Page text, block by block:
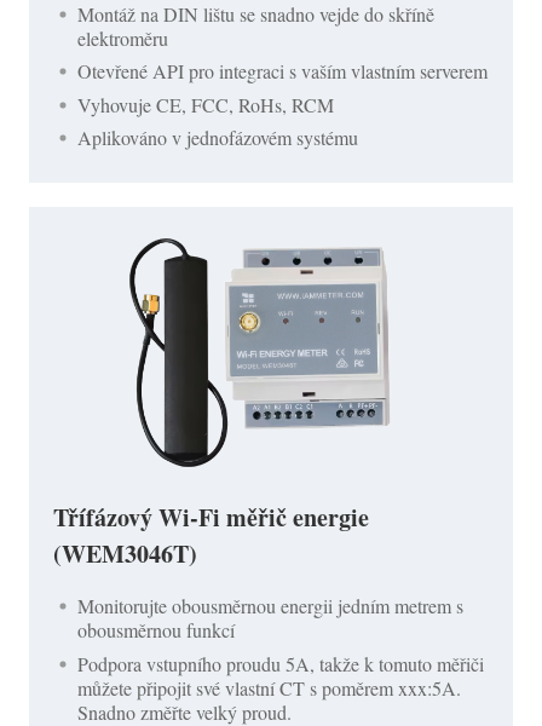
Montáž na DIN lištu se snadno vejde do skříně
elektroměru
Otevřené API pro integraci s vaším vlastním serverem
Vyhovuje CE, FCC, RoHs, RCM
Aplikováno v jednofázovém systému
Třífázový Wi-Fi měřič energie
(WEM3046T)
Monitorujte obousměrnou energii jedním metrem s
obousměrnou funkcí
Podpora vstupního proudu 5A, takže k tomuto měřiči
můžete připojit své vlastní CT s poměrem xxx:5A.
Snadno změřte velký proud.